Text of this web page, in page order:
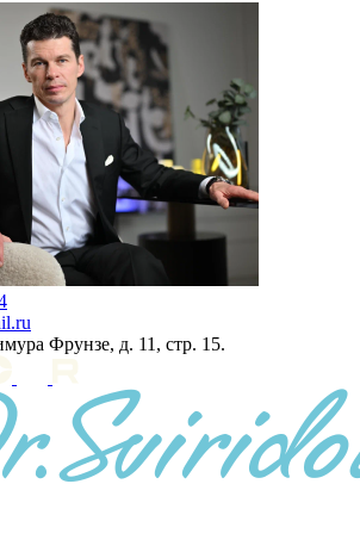
Фрунзе, д. 11, стр. 15.